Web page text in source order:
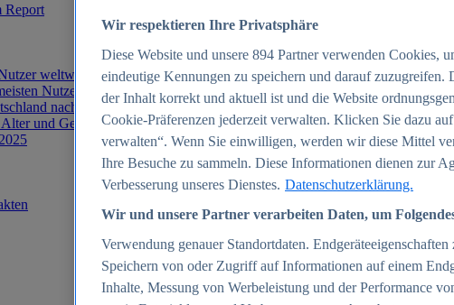
Report
weltweit 2012-2025
Nutzern weltweit 2025
nach Generationen 2025
und Geschlecht in Deutschland 2025
Wir respektieren Ihre Privatsphäre
Diese Website und unsere 894 Partner verwenden Cookies,
eindeutige Kennungen zu speichern und darauf zuzugreifen.
der Inhalt korrekt und aktuell ist und die Website
Cookie-Präferenzen jederzeit verwalten. Klicken Sie dazu
verwalten“. Wenn Sie einwilligen, werden wir diese Mittel
Ihre Besuche zu sammeln. Diese Informationen dienen zur
Verbesserung unseres Dienstes. Datenschutzerklärung.
Wir und unsere Partner verarbeiten Daten, um
Verwendung genauer Standortdaten.
Speichern von oder Zugriff auf Informationen auf einem
Inhalte, Messung von Werbeleistung und der Performance